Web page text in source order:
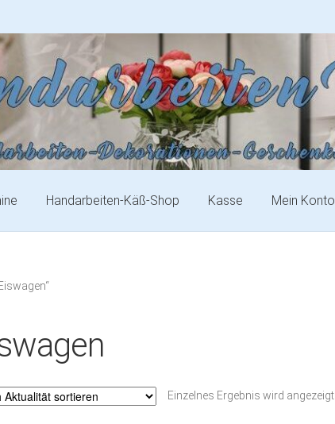
Handarbeiten-Käß-Shop Kasse Mein Konto
Einzelnes Ergebnis wird angezeigt